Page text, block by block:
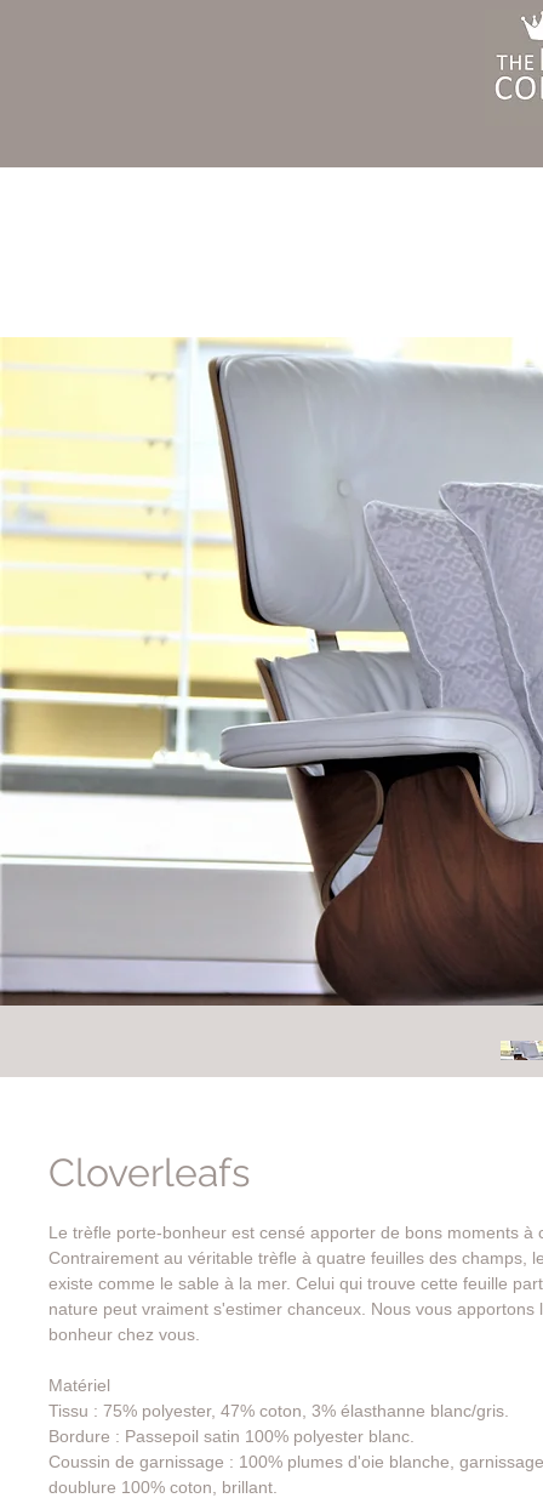
Cloverleafs
Le trèfle porte-bonheur est censé apporter de bons moments à
Contrairement au véritable trèfle à quatre feuilles des champs,
existe comme le sable à la mer. Celui qui trouve cette feuille
nature peut vraiment s'estimer chanceux. Nous vous apportons
bonheur chez vous.
Matériel
Tissu : 75% polyester, 47% coton, 3% élasthanne blanc/gris.
Bordure : Passepoil satin 100% polyester blanc.
Coussin de garnissage : 100% plumes d'oie blanche,
doublure 100% coton, brillant.